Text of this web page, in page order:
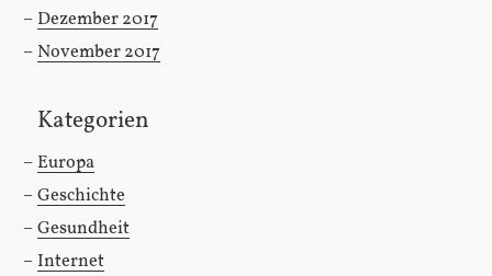
Dezember 2017
November 2017
Kategorien
Europa
Geschichte
Gesundheit
Internet